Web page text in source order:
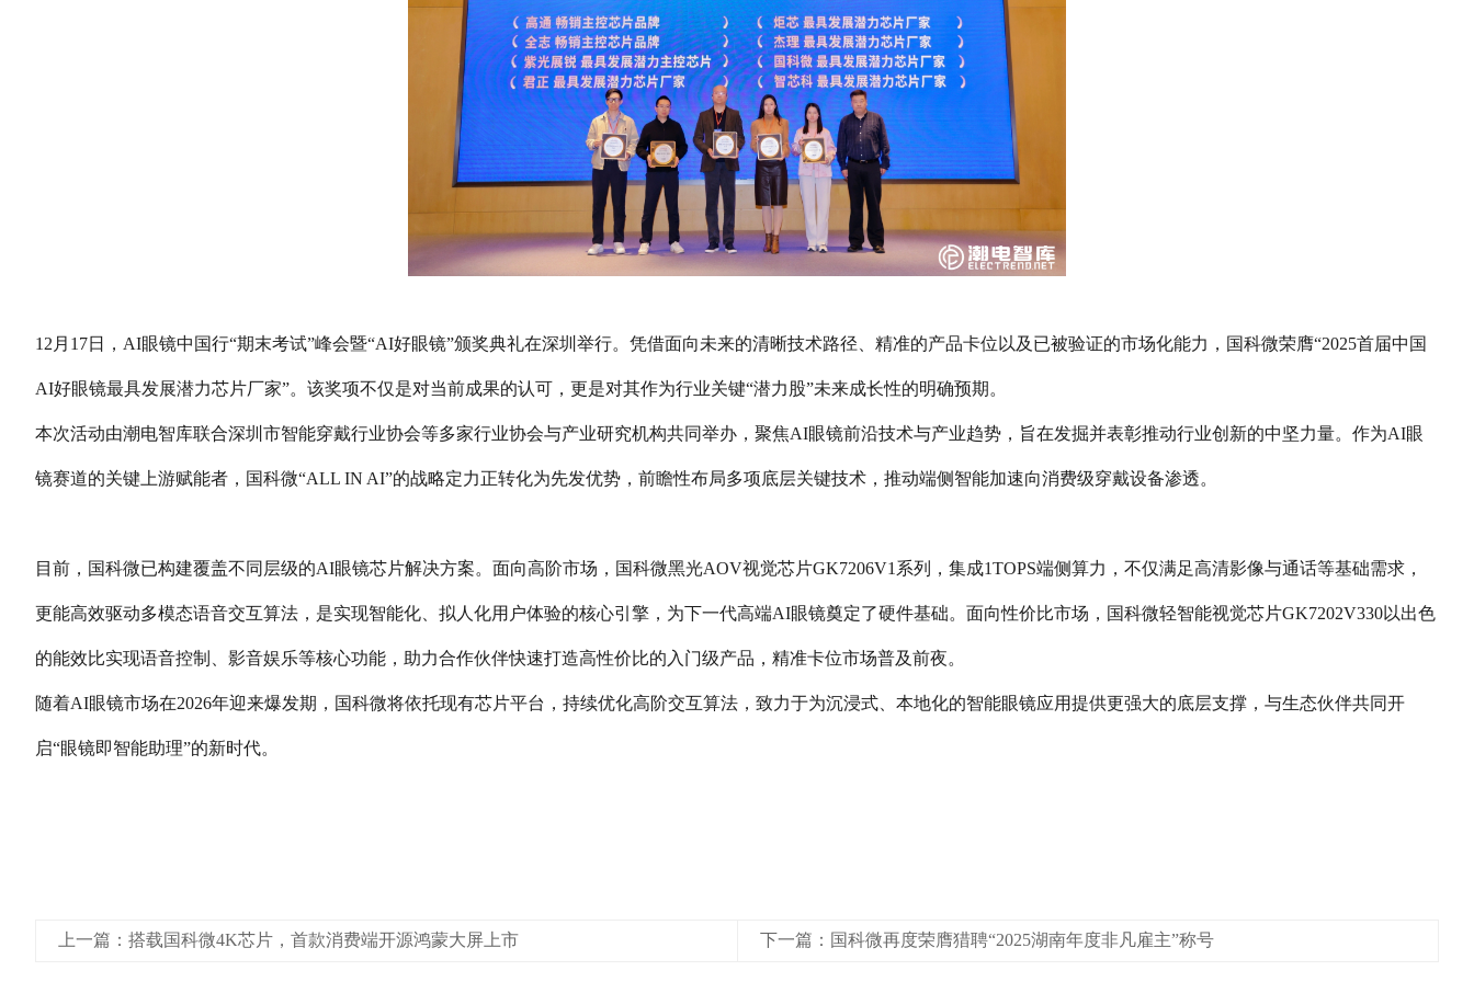
12月17日，AI眼镜中国行“期末考试”峰会暨“AI好眼镜”颁奖典礼在深圳举行。凭借面向未来的清晰技术路径、精准的产品卡位以及已被验证的市场化能力，国科微荣膺“2025首届中国
AI好眼镜最具发展潜力芯片厂家”。该奖项不仅是对当前成果的认可，更是对其作为行业关键“潜力股”未来成长性的明确预期。
本次活动由潮电智库联合深圳市智能穿戴行业协会等多家行业协会与产业研究机构共同举办，聚焦AI眼镜前沿技术与产业趋势，旨在发掘并表彰推动行业创新的中坚力量。 作为AI眼
镜赛道的关键上游赋能者，国科微“ALL IN AI”的战略定力正转化为先发优势，前瞻性布局多项底层关键技术，推动端侧智能加速向消费级穿戴设备渗透。
目前，国科微已构建覆盖不同层级的AI眼镜芯片解决方案。面向高阶市场，国科微黑光AOV视觉芯片GK7206V1系列，集成1TOPS端侧算力，不仅满足高清影像与通话等基础需求，
更能高效驱动多模态语音交互算法，是实现智能化、拟人化用户体验的核心引擎，为下一代高端AI眼镜奠定了硬件基础。面向性价比市场，国科微轻智能视觉芯片GK7202V330以出色
的能效比实现语音控制、影音娱乐等核心功能，助力合作伙伴快速打造高性价比的入门级产品，精准卡位市场普及前夜。
随着AI眼镜市场在2026年迎来爆发期，国科微将依托现有芯片平台，持续优化高阶交互算法，致力于为沉浸式、本地化的智能眼镜应用提供更强大的底层支撑，与生态伙伴共同开
启“眼镜即智能助理”的新时代。
上一篇：搭载国科微4K芯片，首款消费端开源鸿蒙大屏上市 下一篇：国科微再度荣膺猎聘“2025湖南年度非凡雇主”称号